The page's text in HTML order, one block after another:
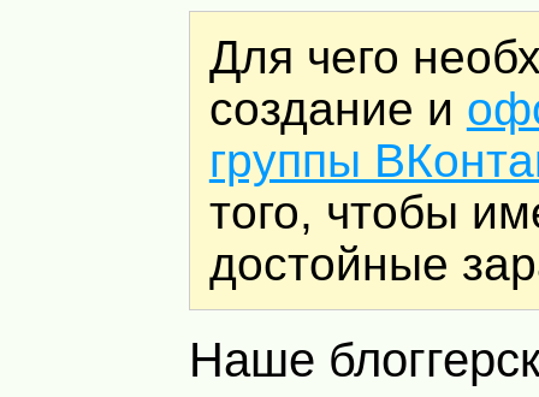
Для чего
создание и
группы
того, чтобы
достойные
Наше